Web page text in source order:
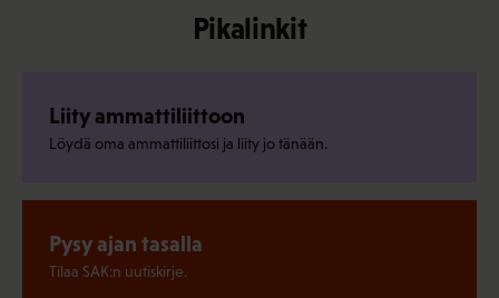
Pikalinkit
Liity ammattiliittoon
Löydä oma ammattiliittosi ja liity jo tänään.
Pysy ajan tasalla
Tilaa SAK:n uutiskirje.